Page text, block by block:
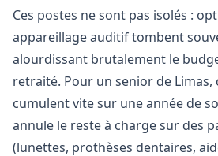
Ces postes ne sont pas isolés :
appareillage auditif tombent
alourdissant brutalement le
retraité. Pour un senior de Limas,
cumulent vite sur une année de
annule le reste à charge sur des
(lunettes, prothèses dentaires,